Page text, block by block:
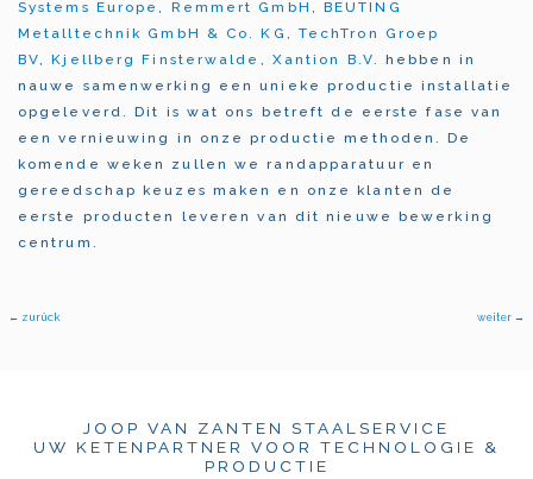
Systems Europe, Remmert GmbH , BEUTING
Metalltechnik GmbH & Co. KG , TechTron Groep
BV,Kjellberg Finsterwalde , Xantion B.V. hebben in
nauwe samenwerking een unieke productie installatie
opgeleverd. Dit is wat ons betreft de eerste fase van
een vernieuwing in onze productie methoden. De
komende weken zullen we randapparatuur en
gereedschap keuzes maken en onze klanten de
eerste producten leveren van dit nieuwe bewerking
centrum.
← zurück weiter →
JOOP VAN ZANTEN STAALSERVICE
UW KETENPARTNER VOOR TECHNOLOGIE &
PRODUCTIE